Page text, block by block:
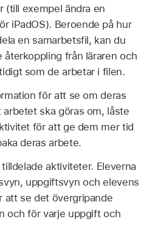
(till exempel ändra en
iPadOS). Beroende på hur
en samarbetsfil, kan du
återkoppling från läraren och
som de arbetar i filen.
för att se om deras
arbetet ska göras om, låste
för att ge dem mer tid
deras arbete.
aktiviteter. Eleverna
uppgiftsvyn och elevens
att se det övergripande
och för varje uppgift och